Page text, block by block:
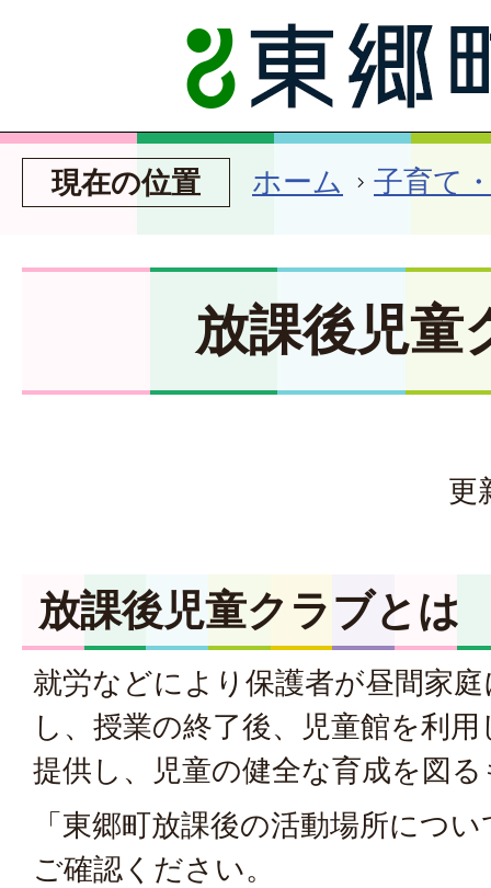
現在の位置 ホーム 子育て
放課後児童
更
放課後児童クラブとは
就労などにより保護者が昼間家
し、授業の終了後、児童館を利
提供し、児童の健全な育成を図
「東郷町放課後の活動場所につ
ご確認ください。